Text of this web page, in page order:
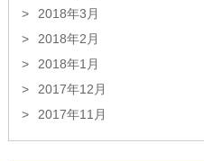
2018年3月
2018年2月
2018年1月
2017年12月
2017年11月